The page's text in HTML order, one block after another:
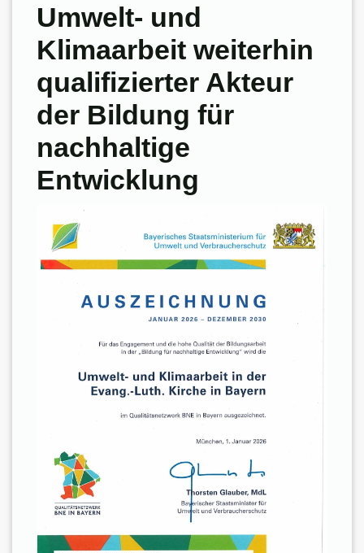
Umwelt- und
Klimaarbeit weiterhin
qualifizierter Akteur
der Bildung für
nachhaltige
Entwicklung